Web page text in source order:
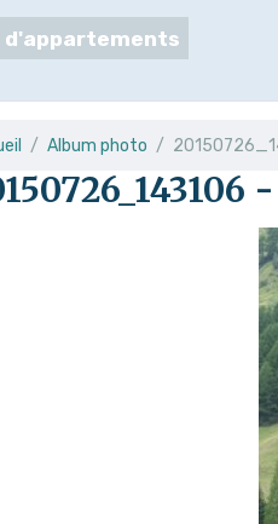
d'appartements
Album photo